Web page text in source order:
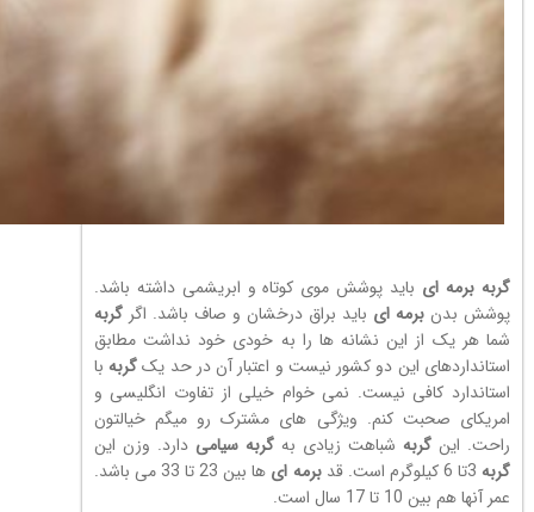
گربه برمه ای باید پوشش موی کوتاه و ابریشمی داشته باشد.
پوشش بدنبرمه ای باید براق درخشان و صاف باشد. اگرگربه
شما هر یک از این نشانه ها را به خودی خود نداشت مطابق
استانداردهای این دو کشور نیست و اعتبار آن در حد یکگربه با
استاندارد کافی نیست. نمی خوام خیلی از تفاوت انگلیسی و
امریکای صحبت کنم. ویژگی های مشترک رو میگم خیالتون
راحت. اینگربه شباهت زیادی بهگربه سیامی دارد. وزن این
گربه
برمه ای
ها بین 23 تا 33 می باشد.
عمر آنها هم بین 10 تا 17 سال است.